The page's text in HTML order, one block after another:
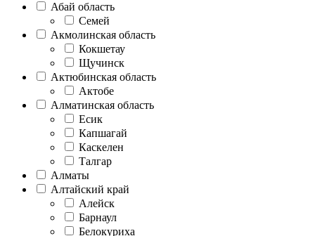
Абай область
Семей
Акмолинская область
Кокшетау
Щучинск
Актюбинская область
Актобе
Алматинская область
Есик
Капшагай
Каскелен
Талгар
Алматы
Алтайский край
Алейск
Барнаул
Белокуриха